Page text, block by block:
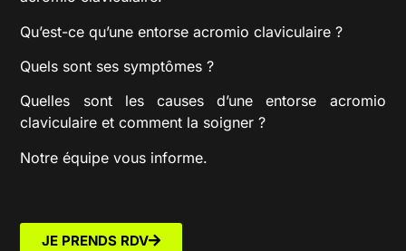
Qu’est-ce qu’une entorse acromio claviculaire ?
Quels sont ses symptômes ?
Quelles sont les causes d’une entorse acromio
claviculaire et comment la soigner ?
Notre équipe vous informe.
JE PRENDS RDV